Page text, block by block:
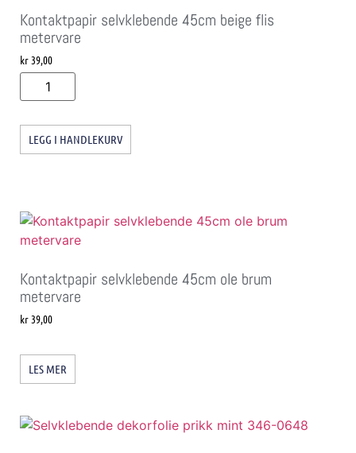
Kontaktpapir selvklebende 45cm beige flis
metervare
kr39,00
LEGG I HANDLEKURV
Kontaktpapir selvklebende 45cm ole brum
metervare
kr39,00
LES MER